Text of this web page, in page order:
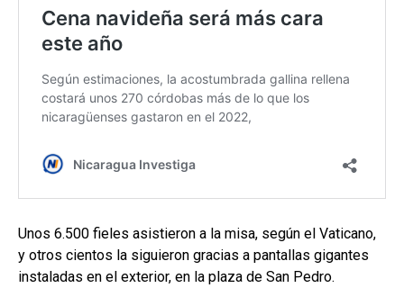
Unos 6.500 fieles asistieron a la misa, según el Vaticano,
y otros cientos la siguieron gracias a pantallas gigantes
instaladas en el exterior, en la plaza de San Pedro.